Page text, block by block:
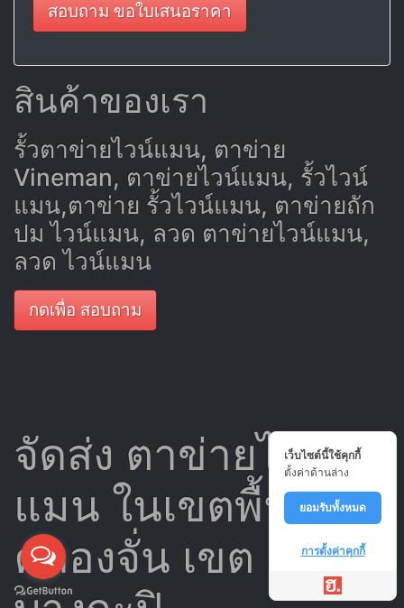
สอบถาม ขอใบเสนอราคา
สินค้าของเรา
รั้วตาข่ายไวน์แมน, ตาข่าย
Vineman, ตาข่ายไวน์แมน, รั้วไวน์
แมน,ตาข่าย รั้วไวน์แมน, ตาข่ายถัก
ปม ไวน์แมน, ลวด ตาข่ายไวน์แมน,
ลวด ไวน์แมน
กดเพื่อ สอบถาม
จัดส่ง ตาข่ายไวน์
แมน ในเขตพื้นที่
คลองจั่น เขต
เว็บไซต์นี้ใช้คุกกี้
ตั้งค่าด้านล่าง
ยอมรับทั้งหมด
การตั้งค่าคุกกี้